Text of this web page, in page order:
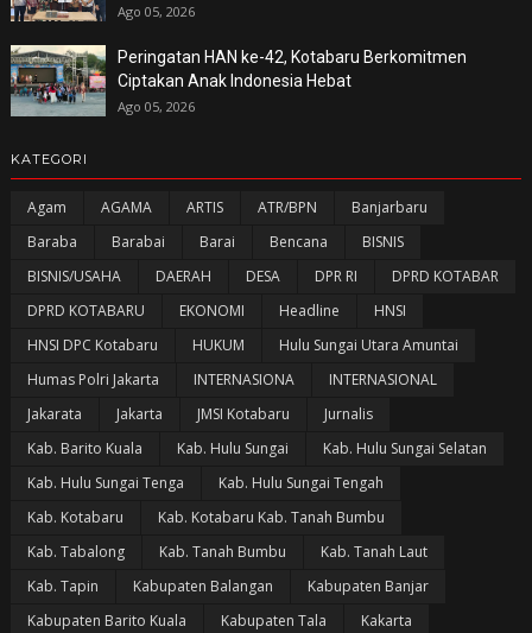
Ago 05, 2026
Peringatan HAN ke-42, Kotabaru Berkomitmen
Ciptakan Anak Indonesia Hebat
Ago 05, 2026
KATEGORI
Agam AGAMA ARTIS ATR/BPN
Banjarbaru
Baraba
Barabai Barai Bencana
BISNIS
BISNIS/USAHA
DAERAH DESA DPR RI
DPRD KOTABAR
DPRD KOTABARU
EKONOMI Headline
HNSI
HNSI DPC Kotabaru
HUKUM
Hulu Sungai Utara Amuntai
Humas Polri Jakarta
INTERNASIONA
INTERNASIONAL
Jakarata
Jakarta JMSI Kotabaru
Jurnalis
Kab. Barito Kuala
Kab. Hulu Sungai
Kab. Hulu Sungai Selatan
Kab. Hulu Sungai Tenga
Kab. Hulu Sungai Tengah
Kab. Kotabaru
Kab. Kotabaru Kab. Tanah Bumbu
Kab. Tabalong
Kab. Tanah Bumbu
Kab. Tanah Laut
Kab. Tapin
Kabupaten Balangan
Kabupaten Banjar
Kabupaten Barito Kuala
Kabupaten Tala
Kakarta